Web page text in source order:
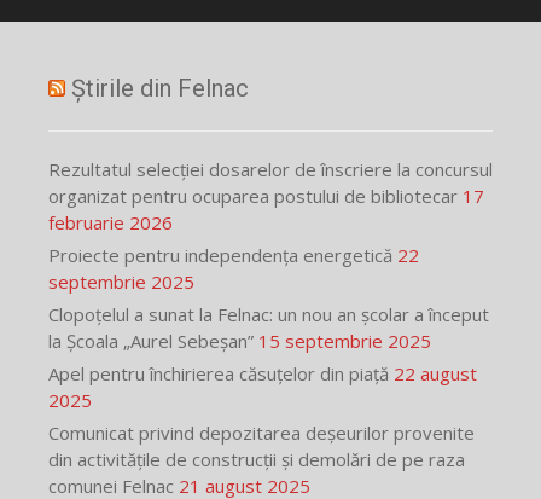
Știrile din Felnac
Rezultatul selecției dosarelor de înscriere la concursul
organizat pentru ocuparea postului de bibliotecar 17
februarie 2026
Proiecte pentru independența energetică 22
septembrie 2025
Clopoțelul a sunat la Felnac: un nou an școlar a început
la Școala „Aurel Sebeșan” 15 septembrie 2025
Apel pentru închirierea căsuțelor din piață 22 august
2025
Comunicat privind depozitarea deșeurilor provenite
din activitățile de construcții și demolări de pe raza
comunei Felnac 21 august 2025